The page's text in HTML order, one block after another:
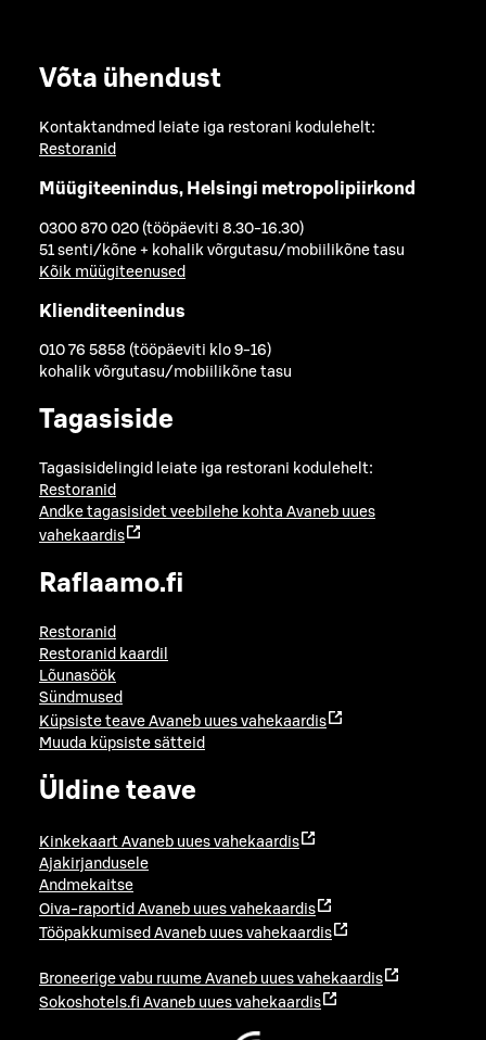
Võta ühendust
Kontaktandmed leiate iga restorani kodulehelt:
Restoranid
Müügiteenindus, Helsingi metropolipiirkond
0300 870 020 (tööpäeviti 8.30-16.30)
51 senti/kõne + kohalik võrgutasu/mobiilikõne tasu
Kõik müügiteenused
Klienditeenindus
010 76 5858 (tööpäeviti klo 9-16)
kohalik võrgutasu/mobiilikõne tasu
Tagasiside
Tagasisidelingid leiate iga restorani kodulehelt:
Restoranid
Andke tagasisidet veebilehe kohta Avaneb uues
vahekaardis
Raflaamo.fi
Restoranid
Restoranid kaardil
Lõunasöök
Sündmused
Küpsiste teave Avaneb uues vahekaardis
Muuda küpsiste sätteid
Üldine teave
Kinkekaart Avaneb uues vahekaardis
Ajakirjandusele
Andmekaitse
Oiva-raportid Avaneb uues vahekaardis
Tööpakkumised Avaneb uues vahekaardis
Broneerige vabu ruume Avaneb uues vahekaardis
Sokoshotels.fi Avaneb uues vahekaardis